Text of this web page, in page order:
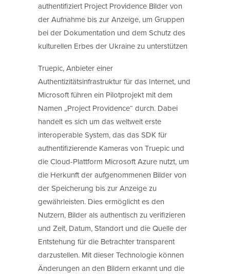
authentifiziert Project Providence Bilder von
der Aufnahme bis zur Anzeige, um Gruppen
bei der Dokumentation und dem Schutz des
kulturellen Erbes der Ukraine zu unterstützen
Truepic, Anbieter einer
Authentizitätsinfrastruktur für das Internet, und
Microsoft führen ein Pilotprojekt mit dem
Namen „Project Providence“ durch. Dabei
handelt es sich um das weltweit erste
interoperable System, das das SDK für
authentifizierende Kameras von Truepic und
die Cloud-Plattform Microsoft Azure nutzt, um
die Herkunft der aufgenommenen Bilder von
der Speicherung bis zur Anzeige zu
gewährleisten. Dies ermöglicht es den
Nutzern, Bilder als authentisch zu verifizieren
und Zeit, Datum, Standort und die Quelle der
Entstehung für die Betrachter transparent
darzustellen. Mit dieser Technologie können
Änderungen an den Bildern erkannt und die